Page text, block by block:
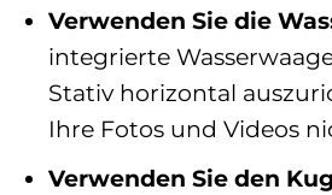
Verwenden Sie die
integrierte
Stativ horizontal
Ihre Fotos und Videos
Verwenden Sie den